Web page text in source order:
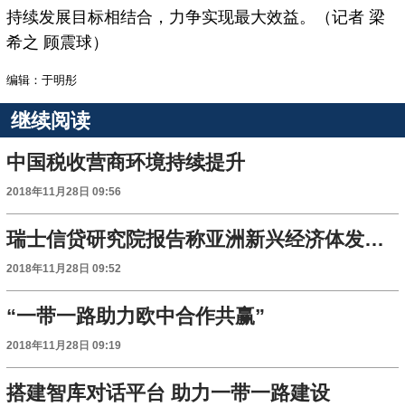
持续发展目标相结合，力争实现最大效益。（记者 梁
希之 顾震球）
编辑：于明彤
继续阅读
中国税收营商环境持续提升
2018年11月28日 09:56
瑞士信贷研究院报告称亚洲新兴经济体发展迅速
2018年11月28日 09:52
“一带一路助力欧中合作共赢”
2018年11月28日 09:19
搭建智库对话平台 助力一带一路建设